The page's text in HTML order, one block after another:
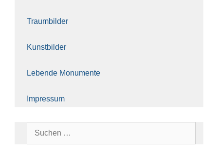
Traum­bil­der
Kunst­bil­der
Leben­de Monu­men­te
Impres­sum